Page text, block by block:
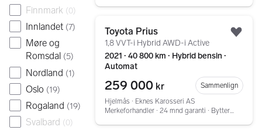
Finnmark (0)
Innlandet (7)
Møre og
Romsdal (5)
Nordland (1)
Oslo (19)
Rogaland (19)
Svalbard (0)
Toyota Prius
1,8 VVT-i Hybrid AWD-i Active
2021 ∙ 40 800 km ∙ Hybrid bensin ∙
Automat
259 000 kr
Sammenlign
Hjelmås ∙ Eknes Karosseri AS
Merkeforhandler ∙ 24 mnd garanti ∙ Bytterett ∙ Service ∙ Tilstandsrapport